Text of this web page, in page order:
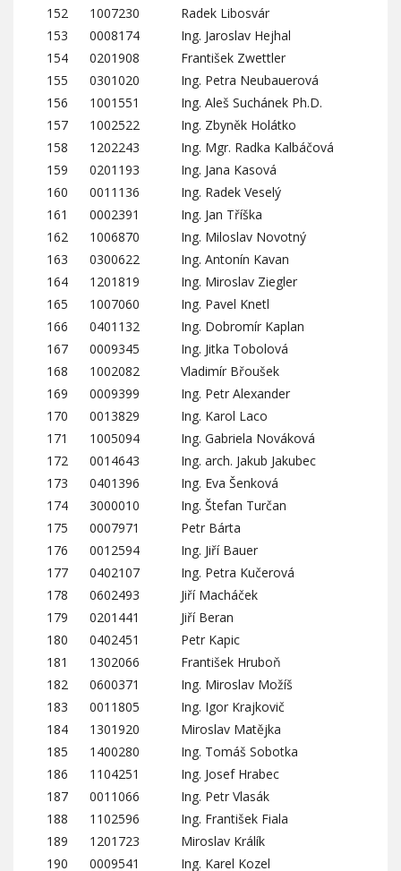
152
1007230
Radek Libosvár
153
0008174
Ing. Jaroslav Hejhal
154
0201908
František Zwettler
155
0301020
Ing. Petra Neubauerová
156
1001551
Ing. Aleš Suchánek Ph.D.
157
1002522
Ing. Zbyněk Holátko
158
1202243
Ing. Mgr. Radka Kalbáčová
159
0201193
Ing. Jana Kasová
160
0011136
Ing. Radek Veselý
161
0002391
Ing. Jan Tříška
162
1006870
Ing. Miloslav Novotný
163
0300622
Ing. Antonín Kavan
164
1201819
Ing. Miroslav Ziegler
165
1007060
Ing. Pavel Knetl
166
0401132
Ing. Dobromír Kaplan
167
0009345
Ing. Jitka Tobolová
168
1002082
Vladimír Břoušek
169
0009399
Ing. Petr Alexander
170
0013829
Ing. Karol Laco
171
1005094
Ing. Gabriela Nováková
172
0014643
Ing. arch. Jakub Jakubec
173
0401396
Ing. Eva Šenková
174
3000010
Ing. Štefan Turčan
175
0007971
Petr Bárta
176
0012594
Ing. Jiří Bauer
177
0402107
Ing. Petra Kučerová
178
0602493
Jiří Macháček
179
0201441
Jiří Beran
180
0402451
Petr Kapic
181
1302066
František Hruboň
182
0600371
Ing. Miroslav Možíš
183
0011805
Ing. Igor Krajkovič
184
1301920
Miroslav Matějka
185
1400280
Ing. Tomáš Sobotka
186
1104251
Ing. Josef Hrabec
187
0011066
Ing. Petr Vlasák
188
1102596
Ing. František Fiala
189
1201723
Miroslav Králík
190
0009541 Ing. Karel Kozel